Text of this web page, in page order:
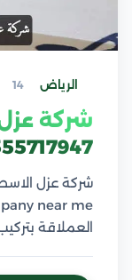
الرياض 14
شركة
العملاقة